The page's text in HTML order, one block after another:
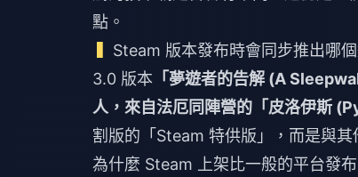
點。
Steam 版本發布時會同步推出哪
3.0 版本 「夢遊者的告解 (A
人，來自法厄同陣營的 「皮洛伊斯
割版的「Steam 特供版」，而是與
為什麼 Steam 上架比一般的平台發